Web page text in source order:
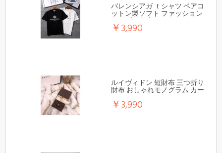
バレンシアガ ｔシャツ ペアコ
ットン製ソフト ファッション
シンプル潮流
￥3,990
ルイヴィドン 短財布 三つ折り
財布 おしゃれモノグラム カー
ドや名刺や小銭に入れ たくさ
んスロット付き
￥3,990